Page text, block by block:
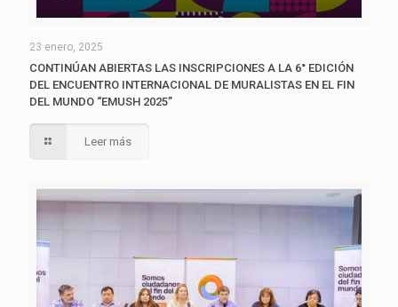
23 enero, 2025
CONTINÚAN ABIERTAS LAS INSCRIPCIONES A LA 6° EDICIÓN
DEL ENCUENTRO INTERNACIONAL DE MURALISTAS EN EL FIN
DEL MUNDO “EMUSH 2025”
Leer más